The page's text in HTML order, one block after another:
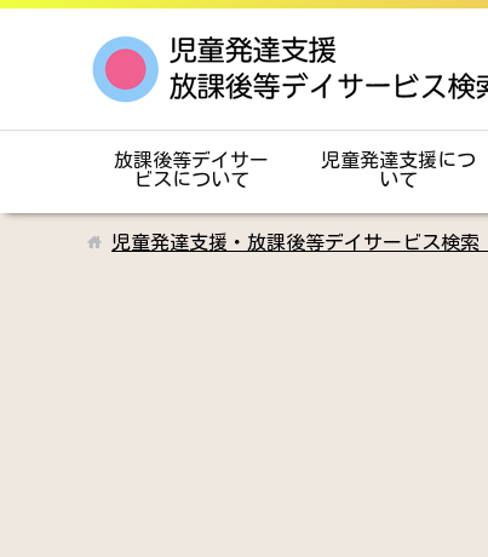
放課後等デイサー
ビスについて
児童発達支援につ
いて
児童発達支援・放課後等デイサービス検索